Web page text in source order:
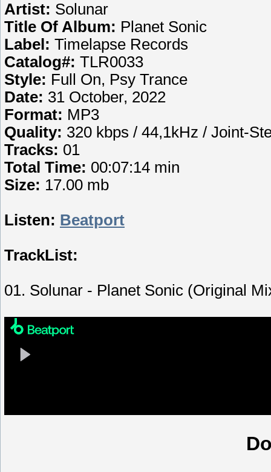
Artist: Solunar
Title Of Album: Planet Sonic
Label: Timelapse Records
Catalog#: TLR0033
Style: Full On, Psy Trance
Date: 31 October, 2022
Format: MP3
Quality: 320 kbps / 44,1kHz / Joint-
Tracks: 01
Total Time: 00:07:14 min
Size: 17.00 mb
Listen: Beatport
TrackList:
01. Solunar - Planet Sonic (Original